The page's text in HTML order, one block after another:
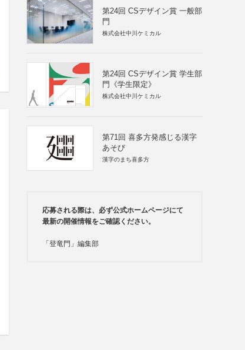
第24回 CSデザイン賞 一般部
門
株式会社中川ケミカル
第24回 CSデザイン賞 学生部
門《学生限定》
株式会社中川ケミカル
第71回 喜多方発感じる漢字
あそび
漢字のまち喜多方
応募される際は、必ず公式ホームページにて
最新の開催情報をご確認ください。
「登竜門」編集部